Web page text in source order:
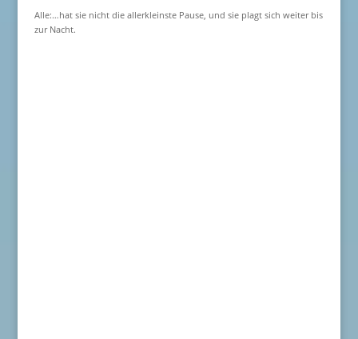
Alle:…hat sie nicht die allerkleinste Pause, und sie plagt sich weiter bis
zur Nacht.